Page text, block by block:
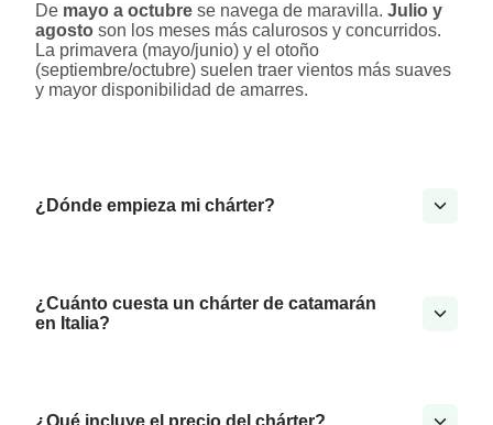
De mayo a octubre se navega de maravilla. Julio y
agosto son los meses más calurosos y concurridos.
La primavera (mayo/junio) y el otoño
(septiembre/octubre) suelen traer vientos más suaves
y mayor disponibilidad de amarres.
¿Dónde empieza mi chárter?
¿Cuánto cuesta un chárter de catamarán
en Italia?